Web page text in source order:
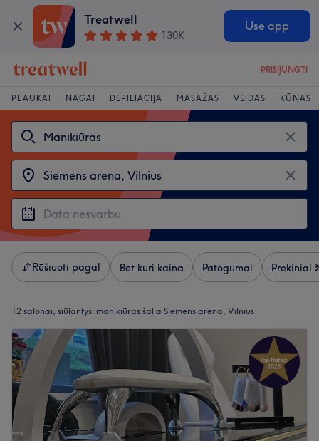
Treatwell
130K
Use app
PRISIJUNGTI
PLAUKAI NAGAI DEPILIACIJA MASAŽAS VEIDAS KŪNAS
Rūšiuoti pagal Bet kuri kaina Patogumai Prekiniai
12 salonai, siūlantys: manikiūras šalia Siemens arena, Vilnius